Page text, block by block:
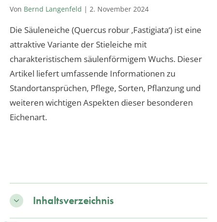
Von Bernd Langenfeld | 2. November 2024
Die Säuleneiche (Quercus robur ‚Fastigiata‘) ist eine
attraktive Variante der Stieleiche mit
charakteristischem säulenförmigem Wuchs. Dieser
Artikel liefert umfassende Informationen zu
Standortansprüchen, Pflege, Sorten, Pflanzung und
weiteren wichtigen Aspekten dieser besonderen
Eichenart.
Inhaltsverzeichnis